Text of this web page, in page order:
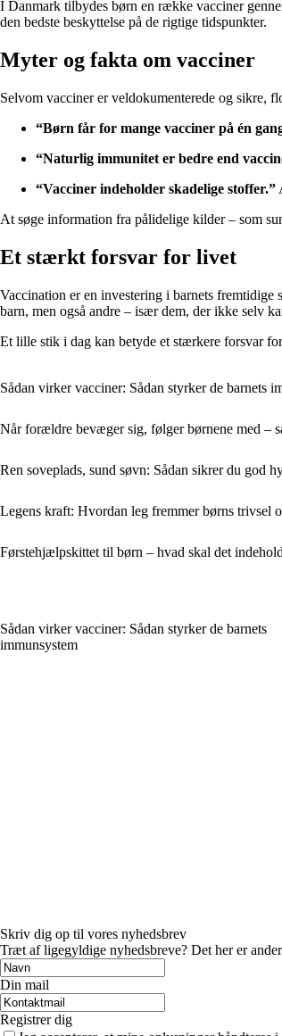
I Danmark tilbydes børn en række vacciner
den bedste beskyttelse på de rigtige tidspunkter.
Myter og fakta om vacciner
Selvom vacciner er veldokumenterede og sikre,
“Børn får for mange vacciner på én
“Naturlig immunitet er bedre end
“Vacciner indeholder skadelige stoffer.”
At søge information fra pålidelige kilder – som
Et stærkt forsvar for livet
Vaccination er en investering i barnets
barn, men også andre – især dem, der ikke selv
Et lille stik i dag kan betyde et stærkere forsvar
Sådan virker vacciner: Sådan styrker de barnets
Når forældre bevæger sig, følger børnene med –
Ren soveplads, sund søvn: Sådan sikrer du god
Legens kraft: Hvordan leg fremmer børns trivsel
Førstehjælpskittet til børn – hvad skal det
Sådan virker vacciner: Sådan styrker de barnets
immunsystem
Skriv dig op til vores nyhedsbrev
Træt af ligegyldige nyhedsbreve? Det her er
Din mail
Registrer dig